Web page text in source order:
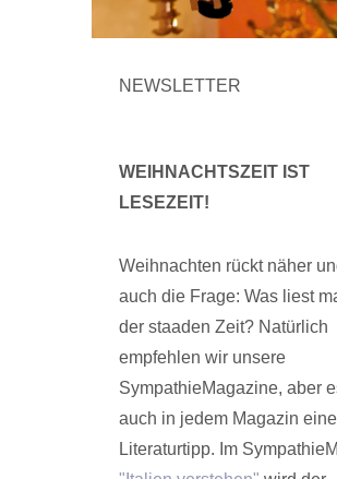
NEWSLETTER
WEIHNACHTSZEIT IST
LESEZEIT!
Weihnachten rückt näher
auch die Frage: Was liest
der staaden Zeit? Natürlich
empfehlen wir unsere
SympathieMagazine, aber
auch in jedem Magazin
Literaturtipp. Im